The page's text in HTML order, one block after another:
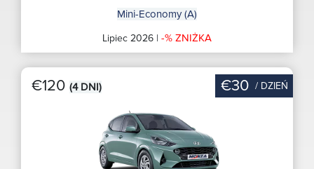
Mini-Economy (A)
Lipiec 2026 | -% ZNIŻKA
€120 (4 DNI) €30 / DZIEŃ